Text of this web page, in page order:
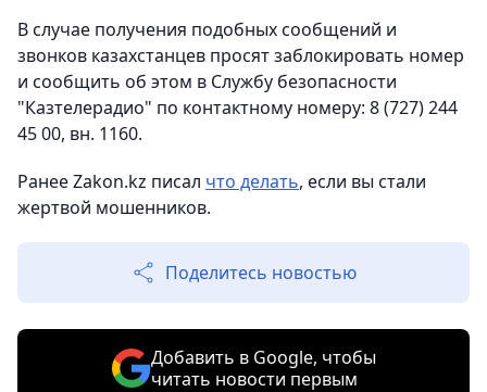
В случае получения подобных сообщений и
звонков казахстанцев просят заблокировать номер
и сообщить об этом в Службу безопасности
"Казтелерадио" по контактному номеру: 8 (727) 244
45 00, вн. 1160.
Ранее Zakon.kz писал что делать, если вы стали
жертвой мошенников.
Поделитесь новостью
Добавить в Google, чтобы
читать новости первым